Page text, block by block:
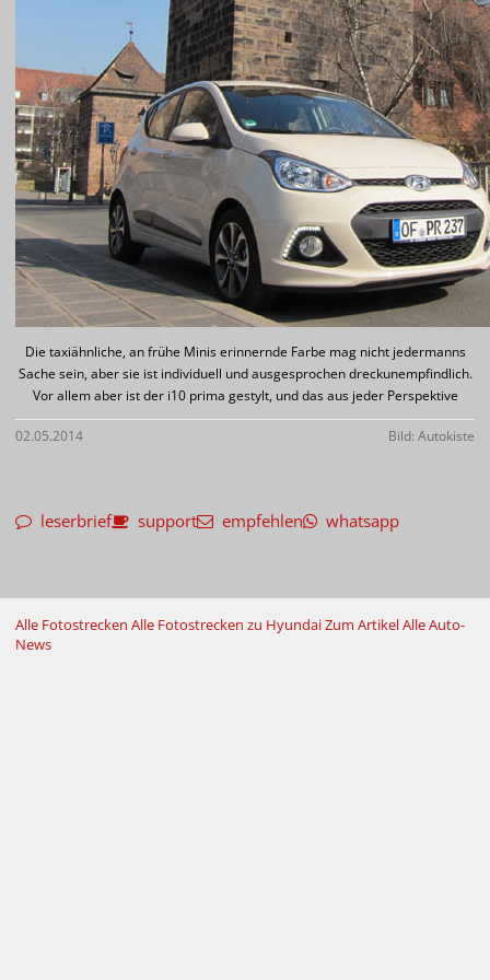
Die taxiähnliche, an frühe Minis erinnernde Farbe mag nicht jedermanns
Sache sein, aber sie ist individuell und ausgesprochen dreckunempfindlich.
Vor allem aber ist der i10 prima gestylt, und das aus jeder Perspektive
02.05.2014 Bild: Autokiste
leserbrief support empfehlen whatsapp
Alle Fotostrecken Alle Fotostrecken zu HyundaiZum ArtikelAlle Auto-
News